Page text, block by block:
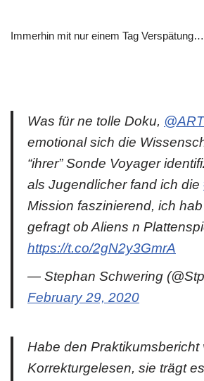
Immerhin mit nur einem Tag Verspätung…
Was für ne tolle Doku,
emotional sich die
“ihrer” Sonde Voyager
als Jugendlicher fand ich die
Mission faszinierend, ich
gefragt ob Aliens n
https://t.co/2gN2y3GmrA
— Stephan Schwering
February 29, 2020
Habe den Praktikumsbericht
Korrekturgelesen, sie trägt